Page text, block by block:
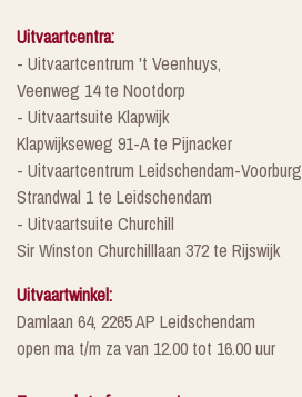
Uitvaartcentra:
- Uitvaartcentrum 't Veenhuys,
Veenweg 14 te Nootdorp
- Uitvaartsuite Klapwijk
Klapwijkseweg 91-A te Pijnacker
- Uitvaartcentrum Leidschendam-Voorburg
Strandwal 1 te Leidschendam
- Uitvaartsuite Churchill
Sir Winston Churchilllaan 372 te Rijswijk
Uitvaartwinkel:
Damlaan 64, 2265 AP Leidschendam
open ma t/m za van 12.00 tot 16.00 uur